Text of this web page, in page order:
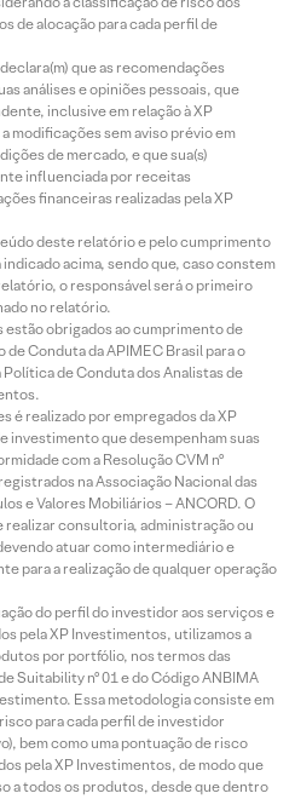
de alocação para cada perfil de
que as recomendações
análises e opiniões pessoais, que
inclusive em relação à XP
modificações sem aviso prévio em
de mercado, e que sua(s)
influenciada por receitas
financeiras realizadas pela XP
deste relatório e pelo cumprimento
acima, sendo que, caso constem
o responsável será o primeiro
no relatório.
estão obrigados ao cumprimento de
Conduta da APIMEC Brasil para o
de Conduta dos Analistas de
é realizado por empregados da XP
investimento que desempenham suas
com a Resolução CVM nº
na Associação Nacional das
e Valores Mobiliários – ANCORD. O
consultoria, administração ou
atuar como intermediário e
para a realização de qualquer operação
do perfil do investidor aos serviços e
pela XP Investimentos, utilizamos a
por portfólio, nos termos das
Suitability nº 01 e do Código ANBIMA
Essa metodologia consiste em
para cada perfil de investidor
bem como uma pontuação de risco
pela XP Investimentos, de modo que
a todos os produtos, desde que dentro